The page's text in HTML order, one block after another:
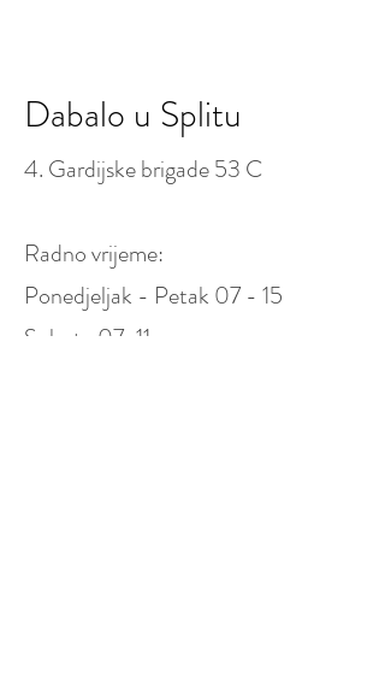
Dabalo u Splitu
4. Gardijske brigade 53 C
Radno vrijeme:
Ponedjeljak - Petak 07 - 15
Subota 07-11